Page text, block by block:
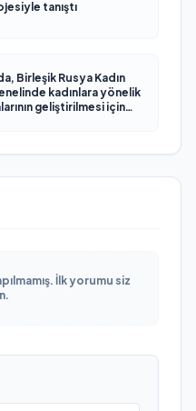
tanıştı
Birleşik Rusya Kadın
kadınlara yönelik
geliştirilmesi için
İlk yorumu siz